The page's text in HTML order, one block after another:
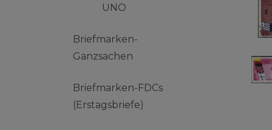
UNO
Briefmarken-
Ganzsachen
Briefmarken-FDCs
(Erstagsbriefe)